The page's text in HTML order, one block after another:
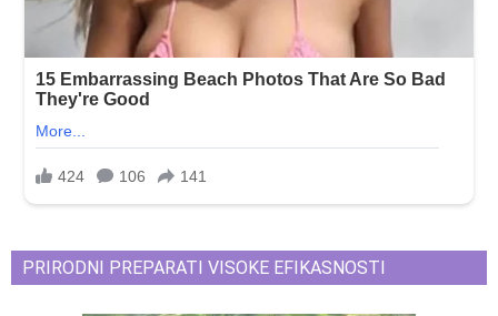
PRIRODNI PREPARATI VISOKE EFIKASNOSTI